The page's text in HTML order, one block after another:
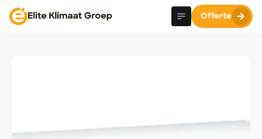
Offerte